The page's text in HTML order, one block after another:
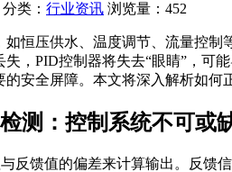
分类： 行业资讯 浏览量：452
恒压供水、温度调节、流量控
，PID控制器将失去“眼睛”，可
安全屏障。本文将深入解析如何
测：控制系统不可或
反馈值的偏差来计算输出。反馈